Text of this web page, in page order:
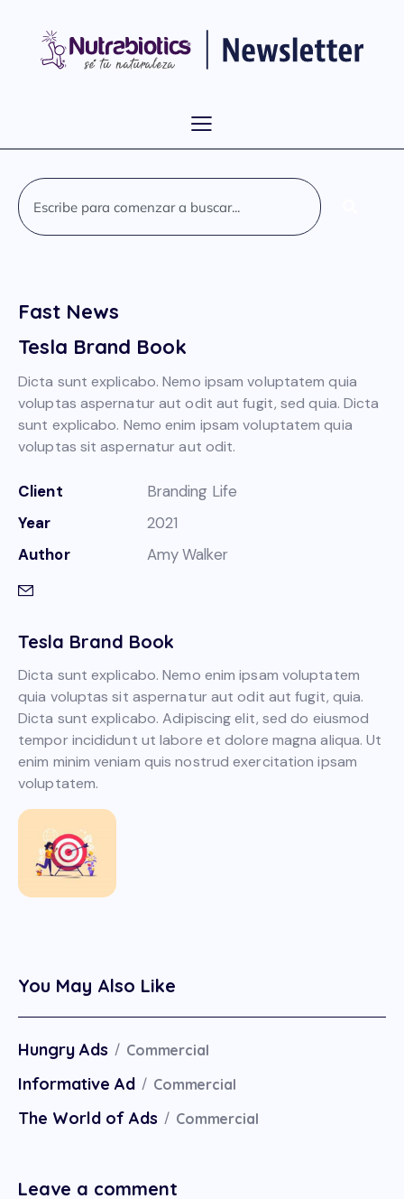
Fast News
Tesla Brand Book
Dicta sunt explicabo. Nemo enim ipsam voluptatem
quia voluptas sit aspernatur aut odit aut fugit, quia.
Dicta sunt explicabo. Adipiscing elit, sed do eiusmod
tempor incididunt ut labore et dolore magna aliqua. Ut
enim minim veniam quis nostrud exercitation ipsam
voluptatem.
Tesla Brand Book
Dicta sunt explicabo. Nemo ipsam voluptatem quia
voluptas aspernatur aut odit aut fugit, sed quia. Dicta
sunt explicabo. Nemo enim ipsam voluptatem quia
voluptas sit aspernatur aut odit.
Client
Branding Life
Year
2021
Author
Amy Walker
You May Also Like
Commercial
Hungry Ads
Commercial
Informative Ad
Commercial
The World of Ads
Leave a comment